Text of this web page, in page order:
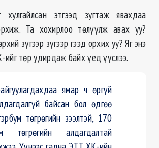
этгээд зугтаж явахдаа
Та хохирлоо төлүүлж авах уу?
зүгээр зүгээр гээд орхих уу? Яг энэ
төр удирдаж байх үед үүслээ.
ямар ч өргүй
байсан бол өдгөө
төгрөгийн зээлтэй, 170
төгрөгийн алдагдалтай